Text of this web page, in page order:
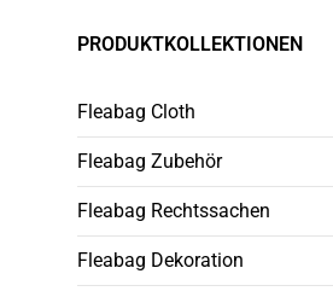
PRODUKTKOLLEKTIONEN
Fleabag Cloth
Fleabag Zubehör
Fleabag Rechtssachen
Fleabag Dekoration